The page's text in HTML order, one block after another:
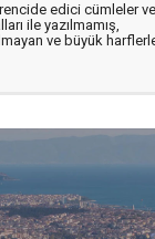
edici cümleler
ile yazılmamış,
ve büyük